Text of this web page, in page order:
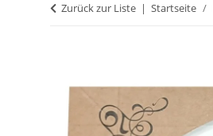
Zurück zur Liste Startseite